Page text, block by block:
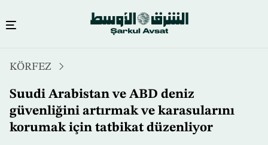
içeriğe
atla
KÖRFEZ
Suudi Arabistan ve ABD deniz
güvenliğini artırmak ve karasularını
korumak için tatbikat düzenliyor